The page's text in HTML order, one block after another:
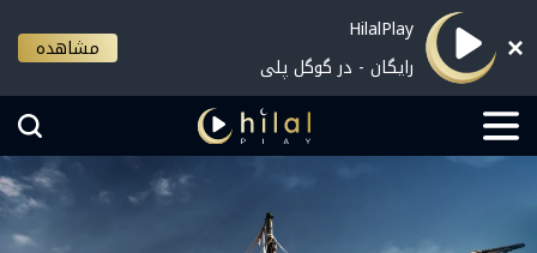
HilalPlay
رایگان - در گوگل پلی
مشاهده